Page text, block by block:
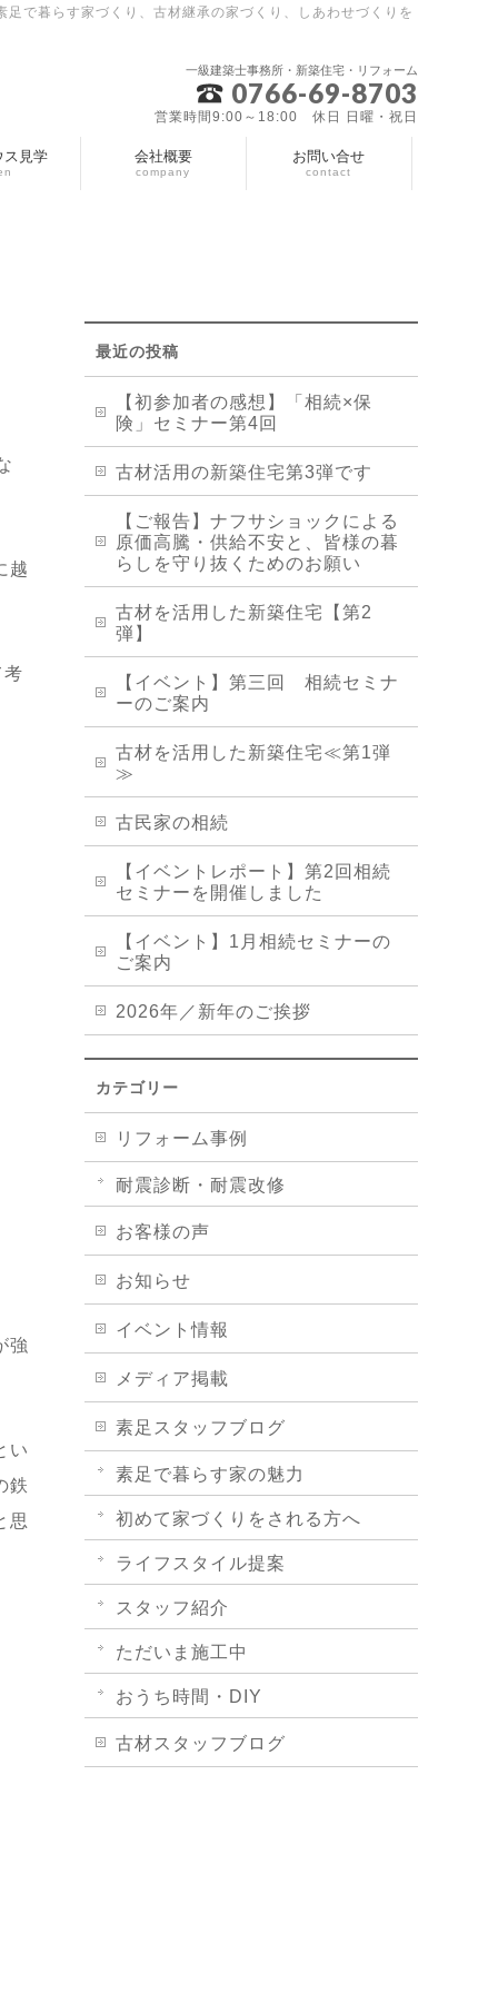
で暮らす家づくり、古材継承の家づくり、しあわせづくりを
一級建築士事務所・新築住宅・リフォーム
0766-69-8703
営業時間9:00～18:00 休日 日曜・祝日
ス見学 会社概要
company
お問い合せ
contact
越
考
強
い
鉄
思
最近の投稿
【初参加者の感想】「相続×保
険」セミナー第4回
古材活用の新築住宅第3弾です
【ご報告】ナフサショックによる
原価高騰・供給不安と、皆様の暮
らしを守り抜くためのお願い
古材を活用した新築住宅【第2
弾】
【イベント】第三回 相続セミナ
ーのご案内
古材を活用した新築住宅≪第1弾
≫
古民家の相続
【イベントレポート】第2回相続
セミナーを開催しました
【イベント】1月相続セミナーの
ご案内
2026年／新年のご挨拶
カテゴリー
リフォーム事例
耐震診断・耐震改修
お客様の声
お知らせ
イベント情報
メディア掲載
素足スタッフブログ
素足で暮らす家の魅力
初めて家づくりをされる方へ
ライフスタイル提案
スタッフ紹介
ただいま施工中
おうち時間・DIY
古材スタッフブログ